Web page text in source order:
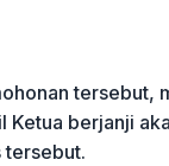
tersebut,
Ketua berjanji
tersebut.